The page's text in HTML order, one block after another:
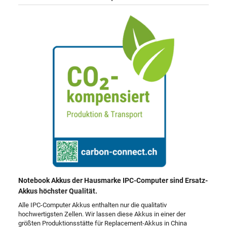
Notebook Akkus der Hausmarke IPC-Computer sind Ersatz-
Akkus höchster Qualität.
Alle IPC-Computer Akkus enthalten nur die qualitativ
hochwertigsten Zellen. Wir lassen diese Akkus in einer der
größten Produktionsstätte für Replacement-Akkus in China